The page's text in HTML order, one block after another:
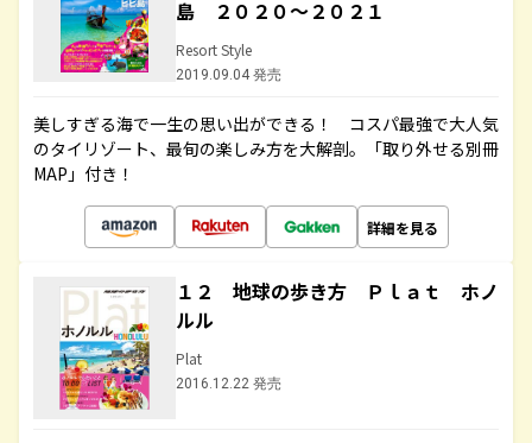
島 ２０２０～２０２１
Resort Style
2019.09.04 発売
美しすぎる海で一生の思い出ができる！ コスパ最強で大人気
のタイリゾート、最旬の楽しみ方を大解剖。「取り外せる別冊
MAP」付き！
詳細を見る
１２ 地球の歩き方 Ｐｌａｔ ホノ
ルル
Plat
2016.12.22 発売